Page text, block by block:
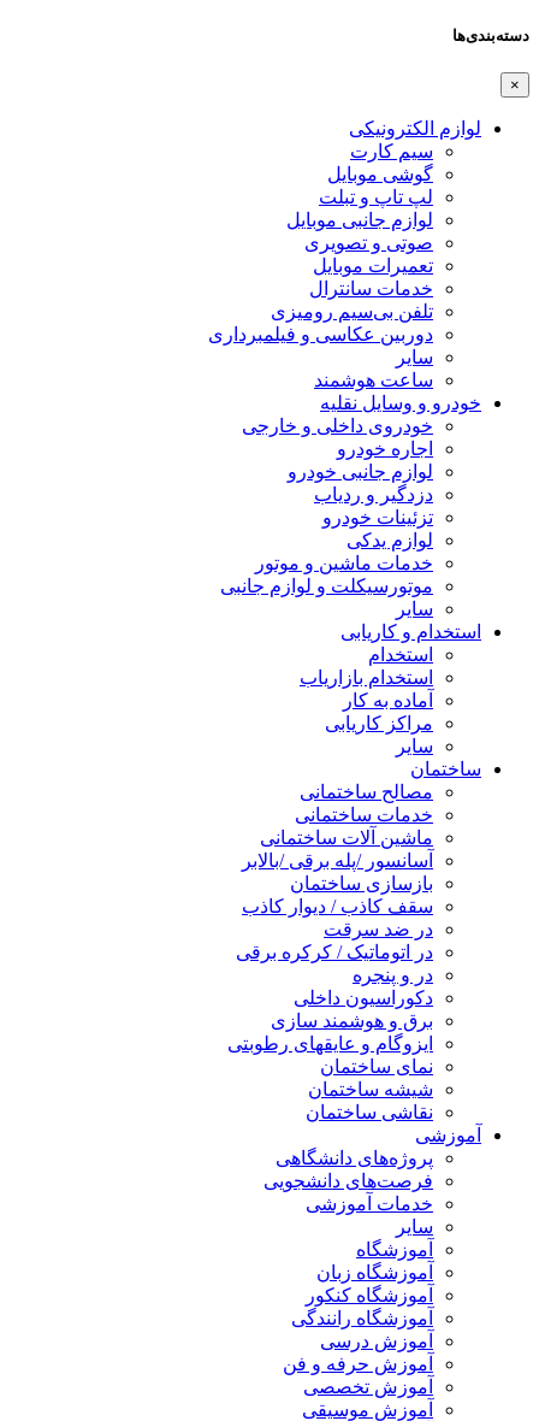
دسته‌بندی‌ها
×
لوازم الکترونیکی
سیم کارت
گوشی موبایل
لپ تاپ و تبلت
لوازم جانبی موبایل
صوتی و تصویری
تعمیرات موبایل
خدمات سانترال
تلفن بی‌سیم رومیزی
دوربین عکاسی و فیلمبرداری
سایر
ساعت هوشمند
خودرو و وسایل نقلیه
خودروی داخلی و خارجی
اجاره خودرو
لوازم جانبی خودرو
دزدگیر و ردیاب
تزئینات خودرو
لوازم یدکی
خدمات ماشین و موتور
موتورسیکلت و لوازم جانبی
سایر
استخدام و کاریابی
استخدام
استخدام بازاریاب
آماده به کار
مراکز کاریابی
سایر
ساختمان
مصالح ساختمانی
خدمات ساختمانی
ماشین آلات ساختمانی
آسانسور /پله برقی /بالابر
بازسازی ساختمان
سقف کاذب / دیوار کاذب
در ضد سرقت
در اتوماتیک / کرکره برقی
در و پنجره
دکوراسیون داخلی
برق و هوشمند سازی
ایزوگام و عایقهای رطوبتی
نمای ساختمان
شیشه ساختمان
نقاشی ساختمان
آموزشی
پروژه‌های دانشگاهی
فرصت‌های دانشجویی
خدمات آموزشی
سایر
آموزشگاه
آموزشگاه زبان
آموزشگاه کنکور
آموزشگاه رانندگی
آموزش درسی
آموزش حرفه و فن
آموزش تخصصی
آموزش موسیقی